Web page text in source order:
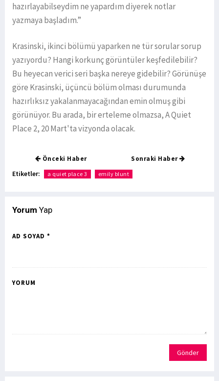
hazırlayabilseydim ne yapardım diyerek notlar
yazmaya başladım.”
Krasinski, ikinci bölümü yaparken ne tür sorular sorup
yazıyordu? Hangi korkunç görüntüler keşfedilebilir?
Bu heyecan verici seri başka nereye gidebilir? Görünüşe
göre Krasinski, üçüncü bölüm olması durumunda
hazırlıksız yakalanmayacağından emin olmuş gibi
görünüyor. Bu arada, bir erteleme olmazsa, A Quiet
Place 2, 20 Mart'ta vizyonda olacak.
Önceki Haber Sonraki Haber
Etiketler: a quiet place 3 emily blunt
Yorum Yap
AD SOYAD *
YORUM
Gönder